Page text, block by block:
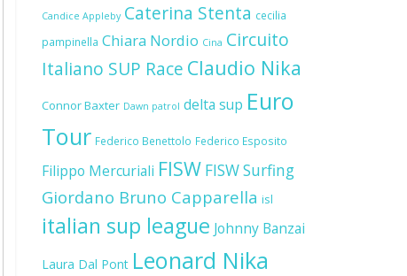
Candice Appleby Caterina Stenta cecilia
pampinella Chiara Nordio Cina Circuito
Italiano SUP Race Claudio Nika
Connor Baxter Dawn patrol delta sup Euro
Tour Federico Benettolo Federico Esposito
Filippo Mercuriali FISW FISW Surfing
Giordano Bruno Capparella isl
italian sup league Johnny Banzai
Laura Dal Pont Leonard Nika